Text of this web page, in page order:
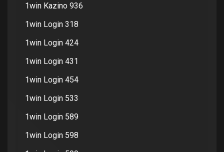
1win Kazino 936
1win Login 318
1win Login 424
1win Login 431
1win Login 454
1win Login 533
1win Login 589
1win Login 598